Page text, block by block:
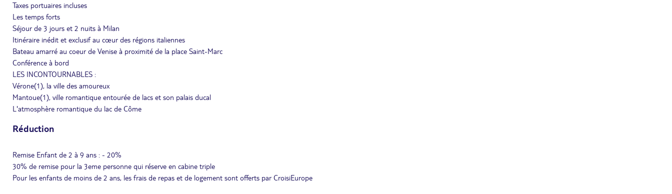
Taxes portuaires incluses
Les temps forts
Séjour de 3 jours et 2 nuits à Milan
Itinéraire inédit et exclusif au cœur des régions italiennes
Bateau amarré au coeur de Venise à proximité de la place Saint-Marc
Conférence à bord
LES INCONTOURNABLES :
Vérone(1), la ville des amoureux
Mantoue(1), ville romantique entourée de lacs et son palais ducal
L'atmosphère romantique du lac de Côme
Réduction
Remise Enfant de 2 à 9 ans : - 20%
30% de remise pour la 3eme personne qui réserve en cabine triple
Pour les enfants de moins de 2 ans, les frais de repas et de logement sont offerts par CroisiEurope